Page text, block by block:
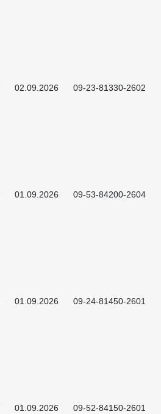
02.09.2026 09-23-81330-2602
01.09.2026 09-53-84200-2604
01.09.2026 09-24-81450-2601
01.09.2026 09-52-84150-2601